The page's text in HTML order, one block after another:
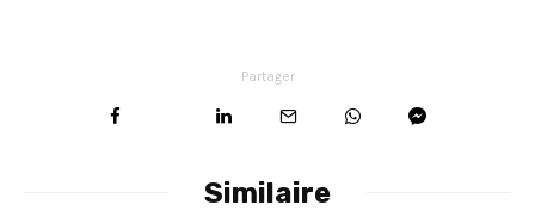
Partager
Similaire